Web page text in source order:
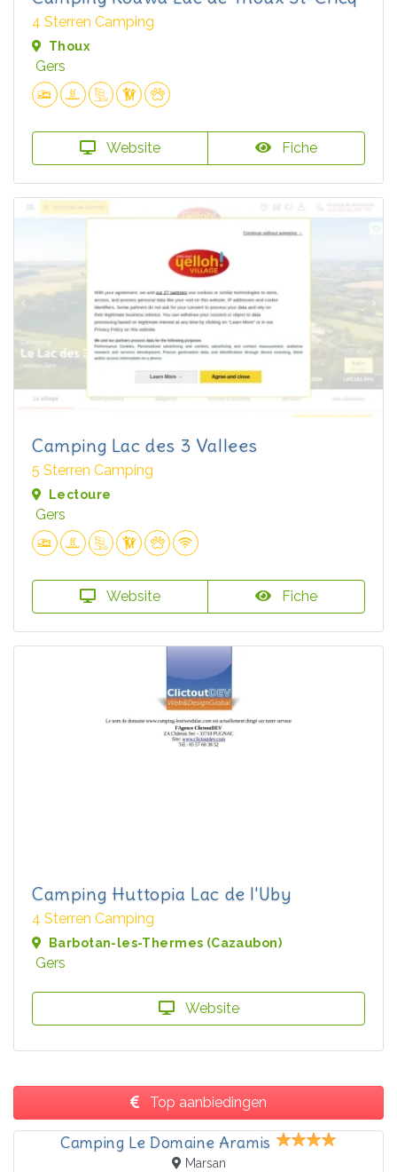
4 Sterren Camping
Thoux
Gers
Website Fiche
Camping Lac des 3 Vallees
5 Sterren Camping
Lectoure
Gers
Website Fiche
Camping Huttopia Lac de l'Uby
4 Sterren Camping
Barbotan-les-Thermes (Cazaubon)
Gers
Website
Top aanbiedingen
Camping Le Domaine Aramis
Marsan